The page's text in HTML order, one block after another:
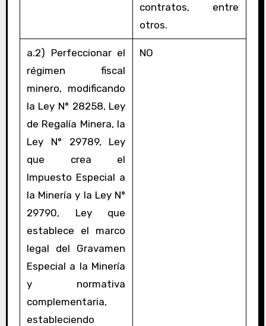
contratos, entre
otros.
a.2) Perfeccionar el
régimen fiscal
minero, modificando
la Ley N° 28258, Ley
de Regalía Minera, la
Ley N° 29789, Ley
que crea el
Impuesto Especial a
la Minería y la Ley N°
29790, Ley que
establece el marco
legal del Gravamen
Especial a la Minería
y normativa
complementaria,
estableciendo
NO